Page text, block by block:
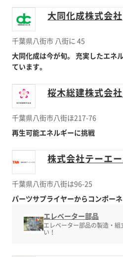
大同化成株式会社
千葉県八街市 八街に 45
大同化成は今が旬。 充実したエネ
ています。
桜木総建株式会
千葉県八街市八街ほ217-76
再生可能エネルギーに挑戦
株式会社テーエ
千葉県八街市八街は96-25
パーツサプライヤーからコンポー
エレベーター部品
エレベーター部品の製造・
い！